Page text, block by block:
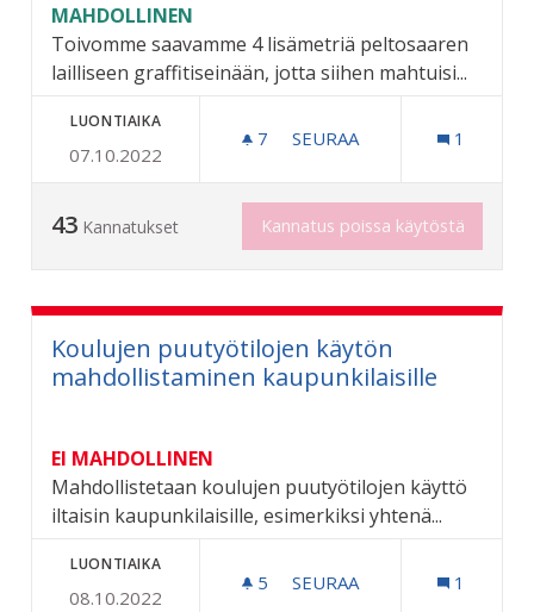
MAHDOLLINEN
Toivomme saavamme 4 lisämetriä peltosaaren
lailliseen graffitiseinään, jotta siihen mahtuisi...
LUONTIAIKA
07.10.2022
7 7 SEURAAJAA
SEURAA 1
43 Kannatukset Kannatus poissa käytöstä
Koulujen puutyötilojen käytön
mahdollistaminen kaupunkilaisille
EI MAHDOLLINEN
Mahdollistetaan koulujen puutyötilojen käyttö
iltaisin kaupunkilaisille, esimerkiksi yhtenä...
LUONTIAIKA
08.10.2022
5 5 SEURAAJAA
SEURAA 1